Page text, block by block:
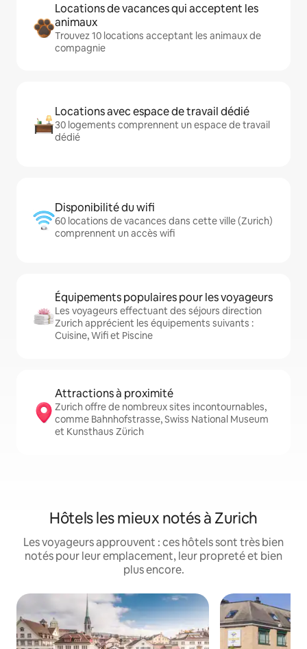
Locations de vacances qui acceptent les
animaux
Trouvez 10 locations acceptant les animaux de
compagnie
Locations avec espace de travail dédié
30 logements comprennent un espace de travail
dédié
Disponibilité du wifi
60 locations de vacances dans cette ville (Zurich)
comprennent un accès wifi
Équipements populaires pour les voyageurs
Les voyageurs effectuant des séjours direction
Zurich apprécient les équipements suivants :
Cuisine, Wifi et Piscine
Attractions à proximité
Zurich offre de nombreux sites incontournables,
comme Bahnhofstrasse, Swiss National Museum
et Kunsthaus Zürich
Hôtels les mieux notés à Zurich
Les voyageurs approuvent : ces hôtels sont très bien
notés pour leur emplacement, leur propreté et bien
plus encore.